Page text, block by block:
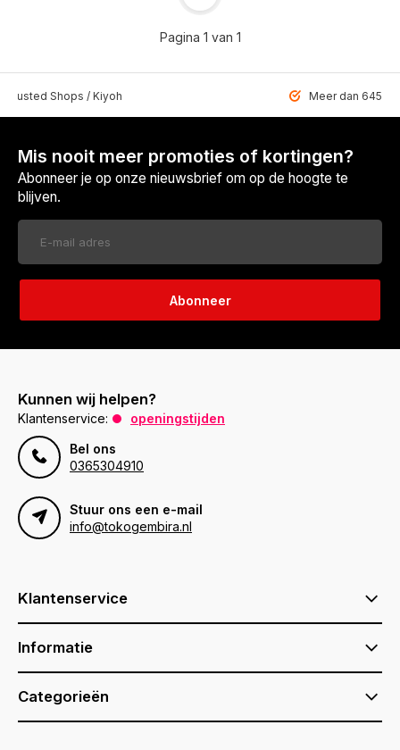
Pagina 1 van 1
Shops / Kiyoh Meer dan 6459
Mis nooit meer promoties of kortingen?
Abonneer je op onze nieuwsbrief om op de hoogte te
blijven.
Abonneer
Kunnen wij helpen?
Klantenservice:
openingstijden
Bel ons
0365304910
Stuur ons een e-mail
info@tokogembira.nl
Klantenservice
Informatie
Categorieën